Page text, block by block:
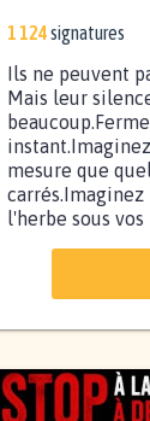
1 124signatures
Ils ne peuvent
Mais leur
mesure que
l'herbe sous vos